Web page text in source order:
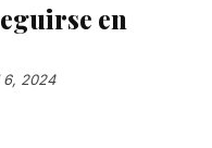
en
6, 2024